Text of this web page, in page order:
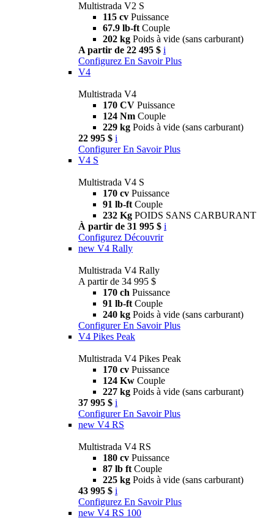
Multistrada V2 S
115 cv Puissance
67.9 lb-ft Couple
202 kg Poids à vide (sans carburant)
A partir de 22 495 $ i
Configurez En Savoir Plus
V4
Multistrada V4
170 CV Puissance
124 Nm Couple
229 kg Poids à vide (sans carburant)
22 995 $ i
Configurer En Savoir Plus
V4 S
Multistrada V4 S
170 cv Puissance
91 lb-ft Couple
232 Kg POIDS SANS CARBURANT
À partir de 31 995 $ i
Configurez Découvrir
new V4 Rally
Multistrada V4 Rally
A partir de 34 995 $
170 ch Puissance
91 lb-ft Couple
240 kg Poids à vide (sans carburant)
Configurer En Savoir Plus
V4 Pikes Peak
Multistrada V4 Pikes Peak
170 cv Puissance
124 Kw Couple
227 kg Poids à vide (sans carburant)
37 995 $ i
Configurer En Savoir Plus
new V4 RS
Multistrada V4 RS
180 cv Puissance
87 lb ft Couple
225 kg Poids à vide (sans carburant)
43 995 $ i
Configurez En Savoir Plus
new V4 RS 100